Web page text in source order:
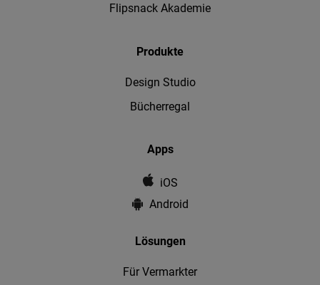
Flipsnack Akademie
Produkte
Design Studio
Bücherregal
Apps
iOS
Android
Lösungen
Für Vermarkter